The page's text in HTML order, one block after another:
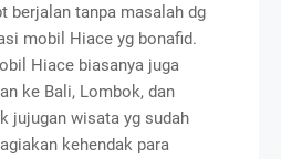
berjalan tanpa masalah dg
mobil Hiace yg bonafid.
Hiace biasanya juga
ke Bali, Lombok, dan
jujugan wisata yg sudah
kehendak para